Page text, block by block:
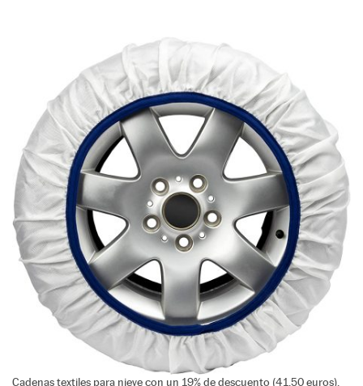
Cadenas textiles para nieve con un 19% de descuento (41,50 euros).